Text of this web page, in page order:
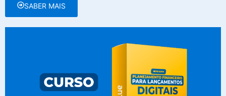
SABER MAIS